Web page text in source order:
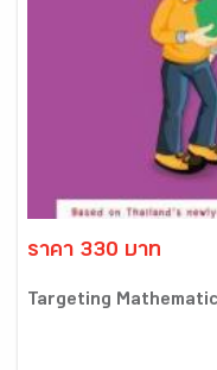
ราคา 330 บาท
Targeting